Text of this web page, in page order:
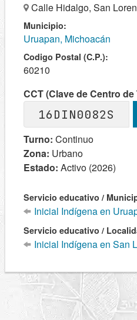
Calle Hidalgo, San
Municipio:
Uruapan, Michoacán
Codigo Postal (C.P.):
60210
CCT (Clave de Centro de
16DIN0082S
Turno: Continuo
Zona: Urbano
Estado: Activo (2026)
Servicio educativo /
Inicial Indígena en
Servicio educativo /
Inicial Indígena en San